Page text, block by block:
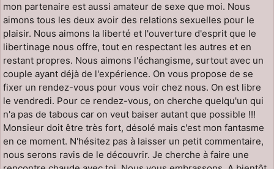
mon partenaire est aussi amateur de sexe que moi. Nous
aimons tous les deux avoir des relations sexuelles pour le
plaisir. Nous aimons la liberté et l'ouverture d'esprit que le
libertinage nous offre, tout en respectant les autres et en
restant propres. Nous aimons l'échangisme, surtout avec un
couple ayant déjà de l'expérience. On vous propose de se
fixer un rendez-vous pour vous voir chez nous. On est libre
le vendredi. Pour ce rendez-vous, on cherche quelqu'un qui
n'a pas de tabous car on veut baiser autant que possible !!!
Monsieur doit être très fort, désolé mais c'est mon fantasme
en ce moment. N'hésitez pas à laisser un petit commentaire,
nous serons ravis de le découvrir. Je cherche à faire une